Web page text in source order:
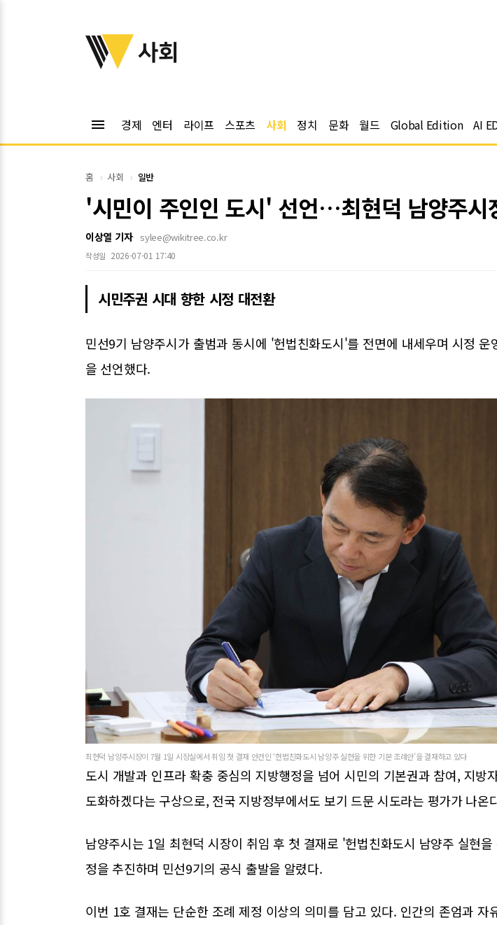
위키트리
사회
menu 경제 엔터 라이프 스포츠 사회 정치 문화 월드 Global Edition AI
홈 사회 일반
'시민이 주인인 도시' 선언…최현덕 남양주시
이상열 기자 sylee@wikitree.co.kr
작성일 2026-07-01 17:40
시민주권 시대 향한 시정 대전환
민선9기 남양주시가 출범과 동시에 '헌법친화도시'를 전면에 내세우며 시정 운
을 선언했다.
최현덕 남양주시장이 7월 1일 시장실에서 취임 첫 결재 안건인 ‘헌법친화도시 남양주 실현을 위한 기본 조례안’을 결재하고 있다
도시 개발과 인프라 확충 중심의 지방행정을 넘어 시민의 기본권과 참여, 지방
도화하겠다는 구상으로, 전국 지방정부에서도 보기 드문 시도라는 평가가 나온
남양주시는 1일 최현덕 시장이 취임 후 첫 결재로 '헌법친화도시 남양주 실현
정을 추진하며 민선9기의 공식 출발을 알렸다.
이번 1호 결재는 단순한 조례 제정 이상의 의미를 담고 있다. 인간의 존엄과 자